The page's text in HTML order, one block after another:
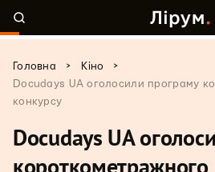
Головна > Кіно
>
Docudays UA оголосили програму
конкурсу
Docudays UA
короткометражного